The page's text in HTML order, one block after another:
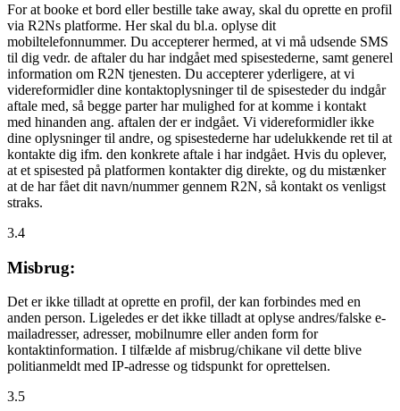
For at booke et bord eller bestille take away, skal du oprette en profil
via R2Ns platforme. Her skal du bl.a. oplyse dit
mobiltelefonnummer. Du accepterer hermed, at vi må udsende SMS
til dig vedr. de aftaler du har indgået med spisestederne, samt generel
information om R2N tjenesten. Du accepterer yderligere, at vi
videreformidler dine kontaktoplysninger til de spisesteder du indgår
aftale med, så begge parter har mulighed for at komme i kontakt
med hinanden ang. aftalen der er indgået. Vi videreformidler ikke
dine oplysninger til andre, og spisestederne har udelukkende ret til at
kontakte dig ifm. den konkrete aftale i har indgået. Hvis du oplever,
at et spisested på platformen kontakter dig direkte, og du mistænker
at de har fået dit navn/nummer gennem R2N, så kontakt os venligst
straks.
3.4
Misbrug:
Det er ikke tilladt at oprette en profil, der kan forbindes med en
anden person. Ligeledes er det ikke tilladt at oplyse andres/falske e-
mailadresser, adresser, mobilnumre eller anden form for
kontaktinformation. I tilfælde af misbrug/chikane vil dette blive
politianmeldt med IP-adresse og tidspunkt for oprettelsen.
3.5